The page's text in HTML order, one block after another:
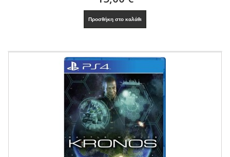
Προσθήκη στο καλάθι